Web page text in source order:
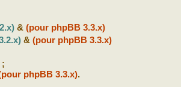
&(pour phpBB 3.3.x)
&(pour phpBB 3.3.x)
;
phpBB 3.3.x).